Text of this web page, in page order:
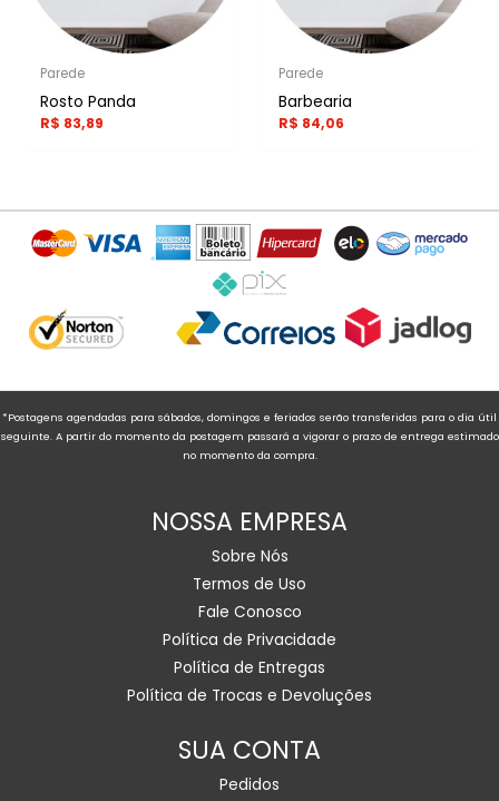
Parede
Rosto Panda
R$ 83,89
Parede
Barbearia
R$ 84,06
*Postagens agendadas para sábados, domingos e feriados serão transferidas para o dia útil
seguinte. A partir do momento da postagem passará a vigorar o prazo de entrega estimado
no momento da compra.
NOSSA EMPRESA
Sobre Nós
Termos de Uso
Fale Conosco
Política de Privacidade
Política de Entregas
Política de Trocas e Devoluções
SUA CONTA
Pedidos